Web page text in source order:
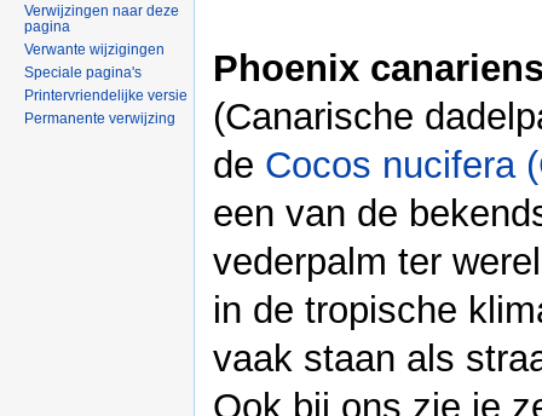
Phoenix
(Canarische
de Cocos nucifera
een van de
vederpalm ter
in de tropische
vaak staan als
Ook bij ons zie je
Verwijzingen naar deze
pagina
Verwante wijzigingen
Speciale pagina's
Printervriendelijke versie
Permanente verwijzing